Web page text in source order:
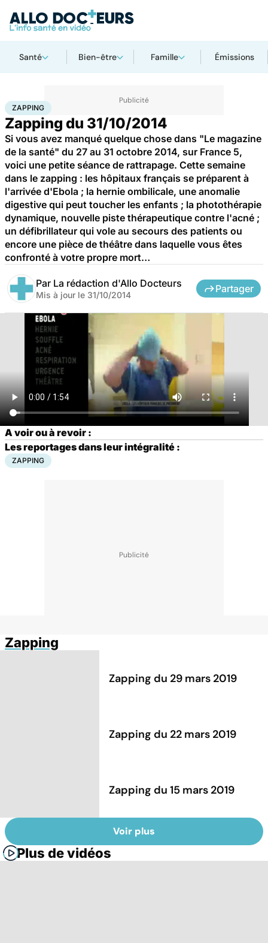
Santé Bien-être Famille Émissions
AccueilSanté
ZAPPING
Zapping du 31/10/2014
Si vous avez manqué quelque chose dans "Le magazine
de la santé" du 27 au 31 octobre 2014, sur France 5,
voici une petite séance de rattrapage. Cette semaine
dans le zapping : les hôpitaux français se préparent à
l'arrivée d'Ebola ; la hernie ombilicale, une anomalie
digestive qui peut toucher les enfants ; la photothérapie
dynamique, nouvelle piste thérapeutique contre l'acné ;
un défibrillateur qui vole au secours des patients ou
encore une pièce de théâtre dans laquelle vous êtes
confronté à votre propre mort…
Par La rédaction d'Allo Docteurs
Mis à jour le 31/10/2014
Partager
A voir ou à revoir :
Les reportages dans leur intégralité :
ZAPPING
Zapping
Zapping du 29 mars 2019
Zapping du 22 mars 2019
Zapping du 15 mars 2019
Voir plus
Plus de vidéos